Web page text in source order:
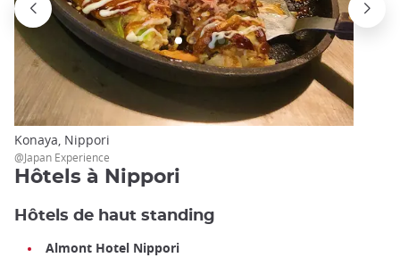
Konaya, Nippori
@Japan Experience
Hôtels à Nippori
Hôtels de haut standing
Almont Hotel Nippori